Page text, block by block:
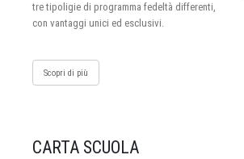
tre tipoligie di programma fedeltà differenti,
con vantaggi unici ed esclusivi.
Scopri di più
CARTA SCUOLA